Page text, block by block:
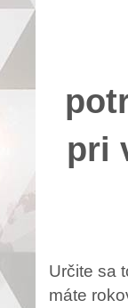
pri
Určite sa
máte